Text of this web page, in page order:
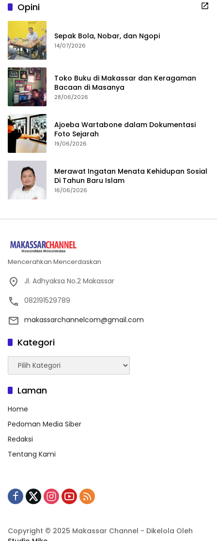
Opini
Sepak Bola, Nobar, dan Ngopi
14/07/2026
Toko Buku di Makassar dan Keragaman
Bacaan di Masanya
28/06/2026
Ajoeba Wartabone dalam Dokumentasi
Foto Sejarah
19/06/2026
Merawat Ingatan Menata Kehidupan Sosial
Di Tahun Baru Islam
16/06/2026
Mencerahkan Mencerdaskan
Jl. Adhyaksa No.2 Makassar
082191529789
makassarchannelcom@gmail.com
Kategori
Kategori
Laman
Home
Pedoman Media Siber
Redaksi
Tentang Kami
Copyright © 2025 Makassar Channel - Dikelola Oleh